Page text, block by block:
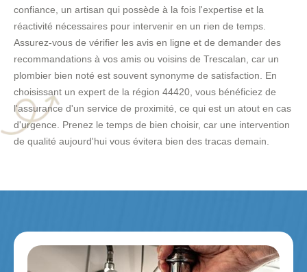
confiance, un artisan qui possède à la fois l'expertise et la
réactivité nécessaires pour intervenir en un rien de temps.
Assurez-vous de vérifier les avis en ligne et de demander des
recommandations à vos amis ou voisins de Trescalan, car un
plombier bien noté est souvent synonyme de satisfaction. En
choisissant un expert de la région 44420, vous bénéficiez de
l'assurance d'un service de proximité, ce qui est un atout en cas
d'urgence. Prenez le temps de bien choisir, car une intervention
de qualité aujourd'hui vous évitera bien des tracas demain.